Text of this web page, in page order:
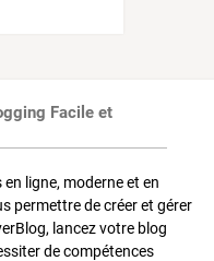
Facile et
ligne, moderne et en
permettre de créer et gérer
lancez votre blog
de compétences